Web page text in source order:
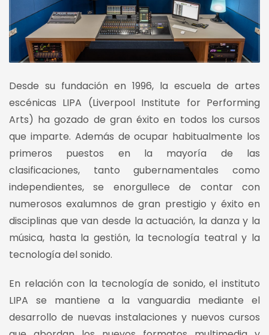
Desde su fundación en 1996, la escuela de artes
escénicas LIPA (Liverpool Institute for Performing
Arts) ha gozado de gran éxito en todos los cursos
que imparte. Además de ocupar habitualmente los
primeros puestos en la mayoría de las
clasificaciones, tanto gubernamentales como
independientes, se enorgullece de contar con
numerosos exalumnos de gran prestigio y éxito en
disciplinas que van desde la actuación, la danza y la
música, hasta la gestión, la tecnología teatral y la
tecnología del sonido.
En relación con la tecnología de sonido, el instituto
LIPA se mantiene a la vanguardia mediante el
desarrollo de nuevas instalaciones y nuevos cursos